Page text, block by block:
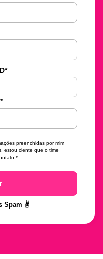
*
*
preenchidas por mim
estou ciente que o time
*
Spam ✌️